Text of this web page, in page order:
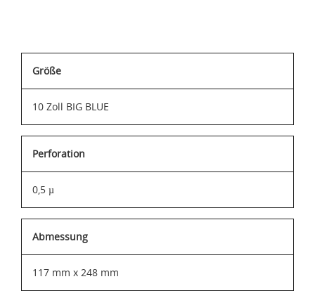
Größe
10 Zoll BIG BLUE
Perforation
0,5 µ
Abmessung
117 mm x 248 mm